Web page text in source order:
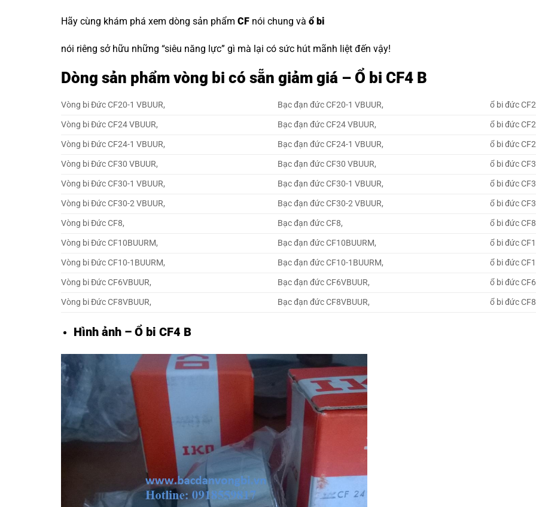
Hãy cùng khám phá xem dòng sản phẩm CF nói chung và ổ bi
nói riêng sở hữu những “siêu năng lực” gì mà lại có sức hút mãnh liệt đến vậy!
Dòng sản phẩm vòng bi có sẵn giảm giá – Ổ bi CF4 B
Vòng bi Đức CF20-1 VBUUR, Bạc đạn đức CF20-1 VBUUR,
ổ bi đức
Vòng bi Đức CF24 VBUUR,
Bạc đạn đức CF24 VBUUR,
ổ bi đức
Vòng bi Đức CF24-1 VBUUR,
Bạc đạn đức CF24-1 VBUUR,
ổ bi đức
Vòng bi Đức CF30 VBUUR,
Bạc đạn đức CF30 VBUUR,
ổ bi đức
Vòng bi Đức CF30-1 VBUUR,
Bạc đạn đức CF30-1 VBUUR,
ổ bi đức
Vòng bi Đức CF30-2 VBUUR,
Bạc đạn đức CF30-2 VBUUR,
ổ bi đức
Vòng bi Đức CF8,
Bạc đạn đức CF8,
ổ bi đức
Vòng bi Đức CF10BUURM,
Bạc đạn đức CF10BUURM,
ổ bi đức
Vòng bi Đức CF10-1BUURM,
Bạc đạn đức CF10-1BUURM,
ổ bi đức
Vòng bi Đức CF6VBUUR,
Bạc đạn đức CF6VBUUR,
ổ bi đức
Vòng bi Đức CF8VBUUR,
Bạc đạn đức CF8VBUUR, ổ bi đức
Hình ảnh – Ổ bi CF4 B